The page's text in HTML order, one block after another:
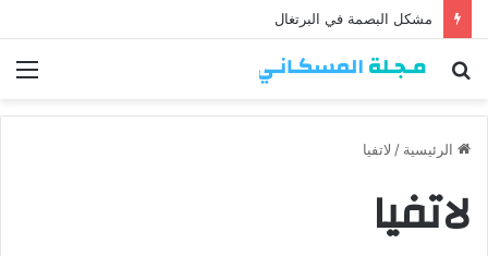
مشكل البصمة في البرتغال
بحث
الرئيسية / لاتفيا
لاتفيا